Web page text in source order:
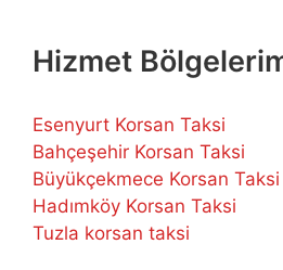
Hizmet
Esenyurt Korsan Taksi
Bahçeşehir Korsan Taksi
Büyükçekmece Korsan Taksi
Hadımköy Korsan Taksi
Tuzla korsan taksi